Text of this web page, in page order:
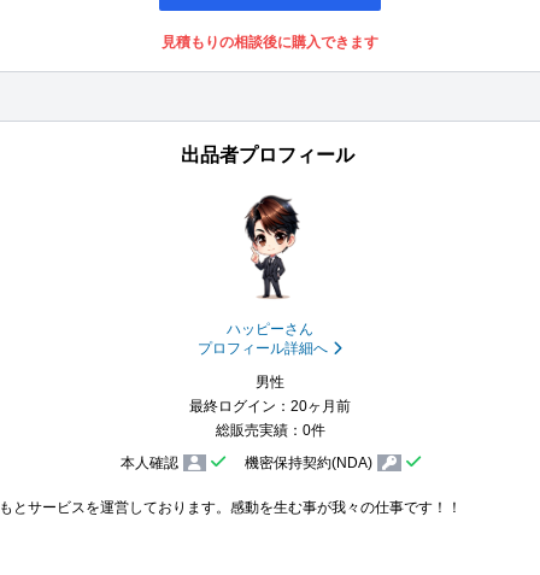
見積もりの相談後に購入できます
出品者プロフィール
ハッピーさん
プロフィール詳細へ
男性
最終ログイン：20ヶ月前
総販売実績：0件
本人確認
機密保持契約(NDA)
とサービスを運営しております。感動を生む事が我々の仕事です！！